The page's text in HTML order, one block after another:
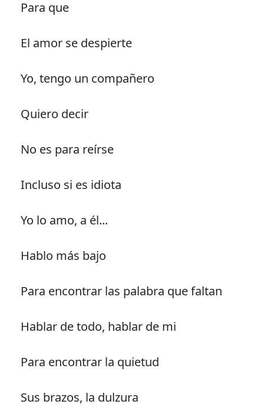
Para que
El amor se despierte
Yo, tengo un compañero
Quiero decir
No es para reírse
Incluso si es idiota
Yo lo amo, a él...
Hablo más bajo
Para encontrar las palabra que faltan
Hablar de todo, hablar de mi
Para encontrar la quietud
Sus brazos, la dulzura